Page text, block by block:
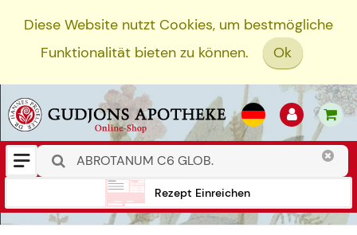
Diese Website nutzt Cookies, um bestmögliche
Funktionalität bieten zu können.
Ok
Rezept Einreichen